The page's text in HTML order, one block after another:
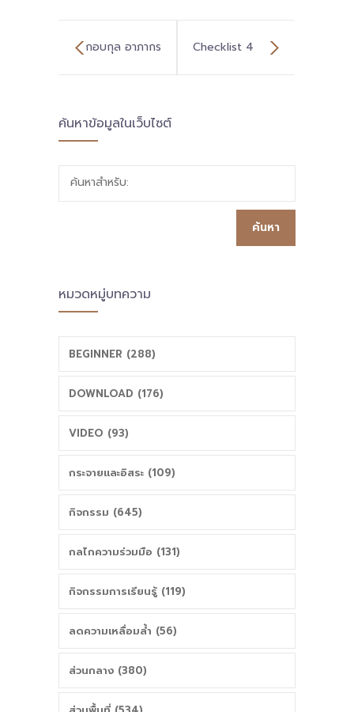
กอบกุล อาภากร
ศธจ. ผอ.เขต
Checklist 4
ร่วมขับเคลื่อน
ค้นหาข้อมูลในเว็บไซต์
ค้นหาสำหรับ:
หมวดหมู่บทความ
BEGINNER (288)
DOWNLOAD (176)
VIDEO (93)
กระจายและอิสระ (109)
กิจกรรม (645)
กลไกความร่วมมือ (131)
กิจกรรมการเรียนรู้ (119)
ลดความเหลื่อมล้ำ (56)
ส่วนกลาง (380)